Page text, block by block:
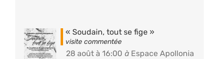
« Soudain, tout se fige »
28 août à 16:00 à Espace Apollonia